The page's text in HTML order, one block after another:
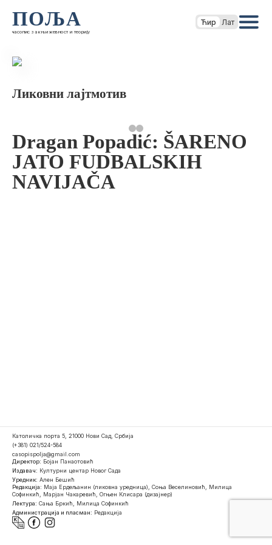
ПОЉА
часопис за књижевност и теорију
Ћир Лат
Ликовни лајтмотив
Dragan Popadić: ŠARENO
JATO FUDBALSKIH
NAVIJAČA
Католичка порта 5, 21000 Нови Сад, Србија
(+381) 021/524-584
casopispolja@gmail.com
Директор: Бојан Панаотовић
Издавач: Културни центар Новог Сада
Уредник: Ален Бешић
Редакција: Маја Ердељанин (ликовна уредница), Соња Веселиновић, Милица
Софинкић, Марјан Чакаревић, Огњен Клисара (дизајнер)
Лектура: Сања Бркић, Милица Софинкић
Администрација и пласман: Редакција